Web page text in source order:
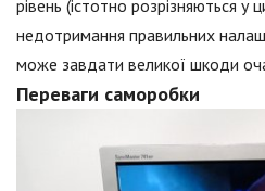
рівень (істотно розрізняються у
недотримання правильних
може завдати великої шкоди
Переваги саморобки